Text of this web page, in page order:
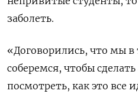
заболеть.
«Договорились, что мы в
соберемся, чтобы
посмотреть, как это все